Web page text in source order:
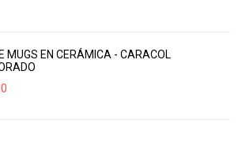
MUGS EN CERÁMICA - CARACOL